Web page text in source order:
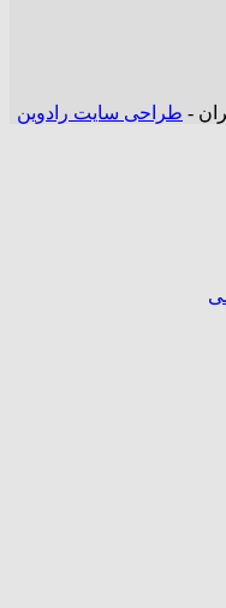
- طراحی سایت رادوین